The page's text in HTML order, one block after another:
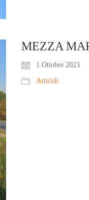
MEZZA
1 Ottobre 2023
Articoli